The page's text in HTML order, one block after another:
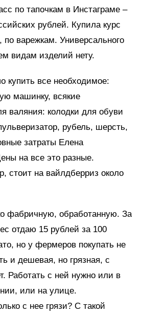
по тапочкам в Инстаграме –
рублей. Купила курс
варежкам. Универсального
видам изделий нету.
купить все необходимое:
машинку, всякие
валяния: колодки для обуви
рубель, шерсть,
затраты Елена
на все это разные.
стоит на вайлдберриз около
фабричную, обработанную. За
отдаю 15 рублей за 100
но у фермеров покупать не
и дешевая, но грязная, с
Работать с ней нужно или в
или на улице.
с нее грязи? С такой